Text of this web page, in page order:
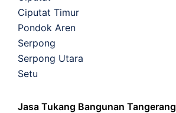
Ciputat Timur
Pondok Aren
Serpong
Serpong Utara
Setu
Jasa Tukang Bangunan Tangerang